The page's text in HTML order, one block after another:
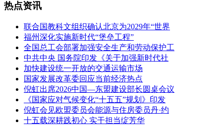
热点资讯
联合国教科文组织确认北京为2029年“世界
福州深化实施新时代“堡垒工程”
全国总工会部署加强安全生产和劳动保护工
中共中央 国务院印发《关于加强新时代社
加快建设统一开放的交通运输市场
国家发展改革委回应当前经济热点
倪虹出席2026中国—东盟建设部长圆桌会议
《国家应对气候变化“十五五”规划》印发
倪虹会见欧盟委员会能源与住房委员丹·约
十五载深耕践初心 实干担当绽芳华